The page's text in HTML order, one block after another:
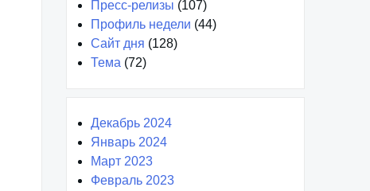
Пресс-релизы (107)
Профиль недели (44)
Сайт дня (128)
Тема (72)
Декабрь 2024
Январь 2024
Март 2023
Февраль 2023